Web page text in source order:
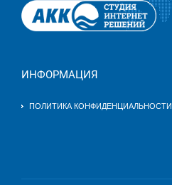
ИНФОРМАЦИЯ
ПОЛИТИКА КОНФИДЕНЦИАЛЬНОСТИ